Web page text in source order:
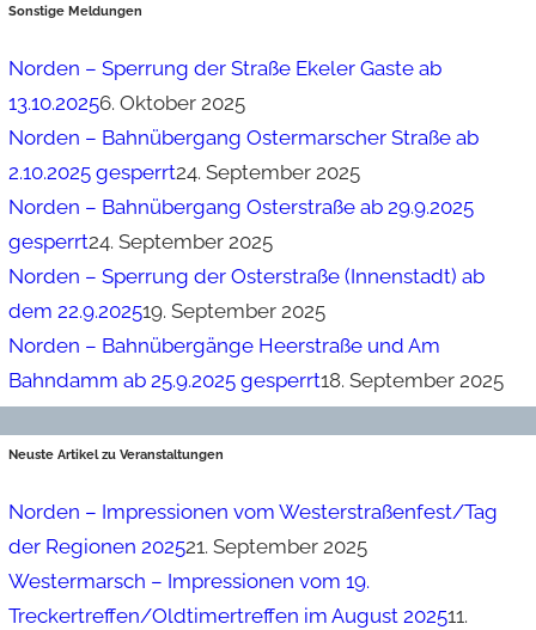
Sonstige Meldungen
Norden – Sperrung der Straße Ekeler Gaste ab
13.10.20256. Oktober 2025
Norden – Bahnübergang Ostermarscher Straße ab
2.10.2025 gesperrt24. September 2025
Norden – Bahnübergang Osterstraße ab 29.9.2025
gesperrt24. September 2025
Norden – Sperrung der Osterstraße (Innenstadt) ab
dem 22.9.202519. September 2025
Norden – Bahnübergänge Heerstraße und Am
Bahndamm ab 25.9.2025 gesperrt18. September 2025
Neuste Artikel zu Veranstaltungen
Norden – Impressionen vom Westerstraßenfest/Tag
der Regionen 202521. September 2025
Westermarsch – Impressionen vom 19.
Treckertreffen/Oldtimertreffen im August 202511.